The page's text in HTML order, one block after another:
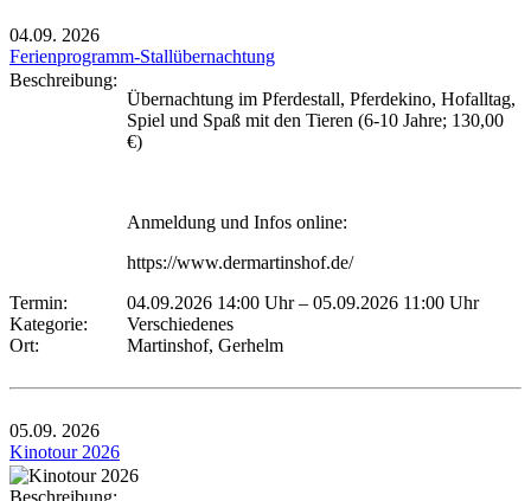
04.09. 2026
Ferienprogramm-Stallübernachtung
Beschreibung:
Übernachtung im Pferdestall, Pferdekino, Hofalltag,
Spiel und Spaß mit den Tieren (6-10 Jahre; 130,00
€)
Anmeldung und Infos online:
https://www.dermartinshof.de/
Termin:
04.09.2026 14:00 Uhr– 05.09.2026 11:00 Uhr
Kategorie:
Verschiedenes
Ort:
Martinshof, Gerhelm
05.09. 2026
Kinotour 2026
Beschreibung: